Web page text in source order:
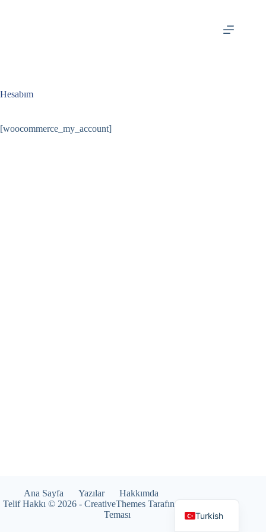
Hesabım
[woocommerce_my_account]
Ana Sayfa Yazılar
Hakkımda
Telif Hakkı © 2026 -CreativeThemes Tarafından WordPress
Teması
Turkish